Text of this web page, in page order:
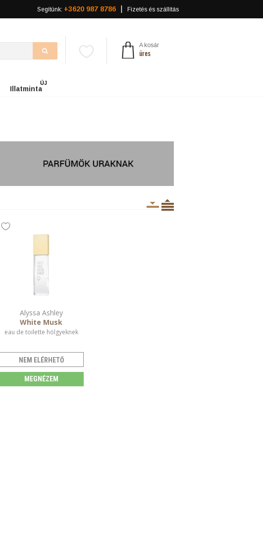
Segítünk: +3620 987 8786 Fizetés és szállítás
A kosár
üres
Illatminta
ÚJ
Alyssa Ashley
White Musk
eau de toilette hölgyeknek
NEM ELÉRHETŐ
MEGNÉZEM